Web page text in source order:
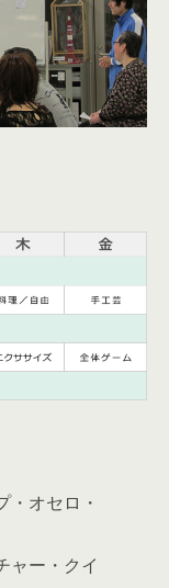
・オセロ・
ャー・クイ